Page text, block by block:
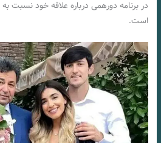
در برنامه دورهمی درباره علاقه خود نسبت
است.